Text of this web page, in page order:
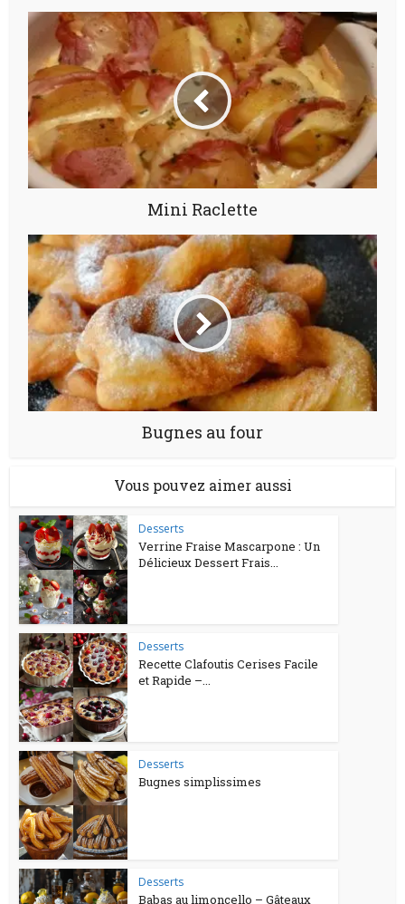
Mini Raclette
Bugnes au four
Vous pouvez aimer aussi
Desserts
Verrine Fraise Mascarpone : Un
Délicieux Dessert Frais...
Desserts
Recette Clafoutis Cerises Facile
et Rapide –...
Desserts
Bugnes simplissimes
Desserts
Babas au limoncello – Gâteaux